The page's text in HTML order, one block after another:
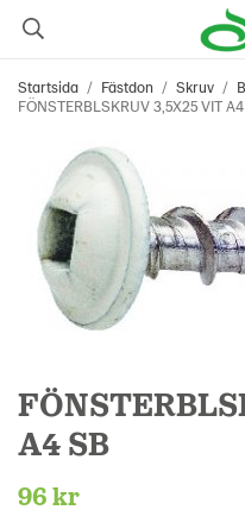
Startsida / Fästdon / Skruv /
FÖNSTERBLSKRUV 3,5X25 VIT
A4 SB
96 kr